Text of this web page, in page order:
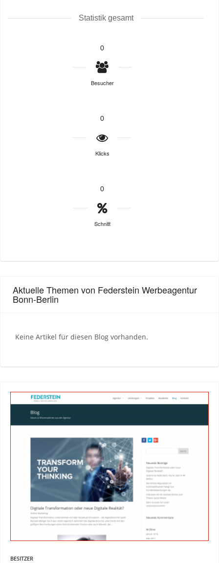
Statistik gesamt
0
Besucher
0
Klicks
0
Schnitt
Aktuelle Themen von Federstein Werbeagentur
Bonn-Berlin
Keine Artikel für diesen Blog vorhanden.
BESITZER